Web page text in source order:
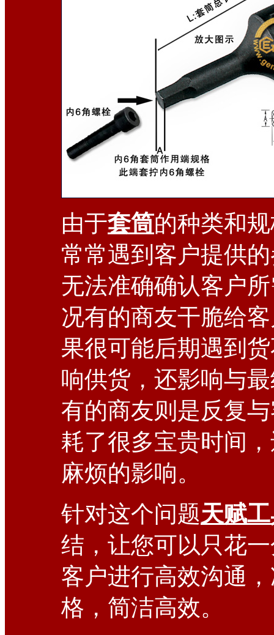
由于套筒的种类和
常常遇到客户提供
无法准确确认客户
况有的商友干脆给
果很可能后期遇到
响供货，还影响与
有的商友则是反复
耗了很多宝贵时间
麻烦的影响。
针对这个问题天赋
结，让您可以只花
客户进行高效沟通
格，简洁高效。